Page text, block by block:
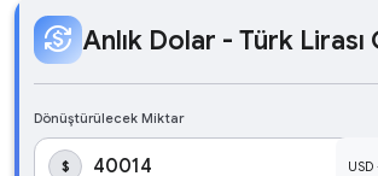
currency_exchange Anlık Dolar - Türk
Dönüştürülecek Miktar
$